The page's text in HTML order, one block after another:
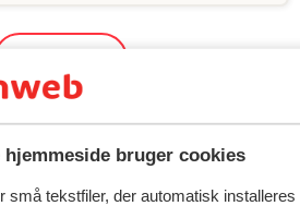
hjemmeside bruger cookies
små tekstfiler, der automatisk